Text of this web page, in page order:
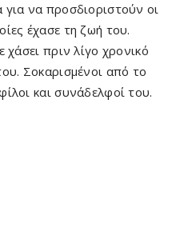
να προσδιοριστούν οι
έχασε τη ζωή του.
χάσει πριν λίγο χρονικό
Σοκαρισμένοι από το
και συνάδελφοί του.